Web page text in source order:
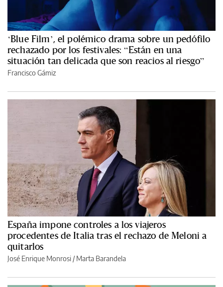
‘Blue Film’, el polémico drama sobre un pedófilo
rechazado por los festivales: “Están en una
situación tan delicada que son reacios al riesgo”
Francisco Gámiz
España impone controles a los viajeros
procedentes de Italia tras el rechazo de Meloni a
quitarlos
José Enrique Monrosi / Marta Barandela